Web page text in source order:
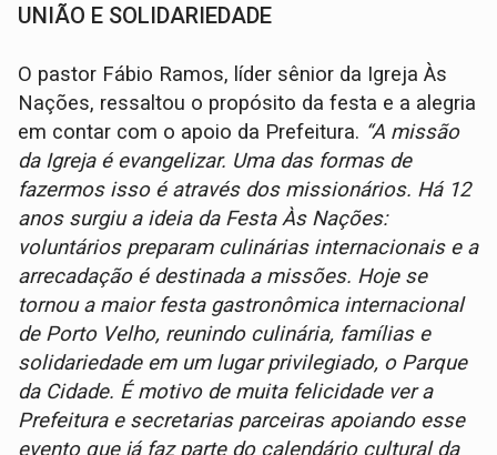
UNIÃO E SOLIDARIEDADE
O pastor Fábio Ramos, líder sênior da Igreja Às
Nações, ressaltou o propósito da festa e a alegria
em contar com o apoio da Prefeitura. “A missão
da Igreja é evangelizar. Uma das formas de
fazermos isso é através dos missionários. Há 12
anos surgiu a ideia da Festa Às Nações:
voluntários preparam culinárias internacionais e a
arrecadação é destinada a missões. Hoje se
tornou a maior festa gastronômica internacional
de Porto Velho, reunindo culinária, famílias e
solidariedade em um lugar privilegiado, o Parque
da Cidade. É motivo de muita felicidade ver a
Prefeitura e secretarias parceiras apoiando esse
evento que já faz parte do calendário cultural da